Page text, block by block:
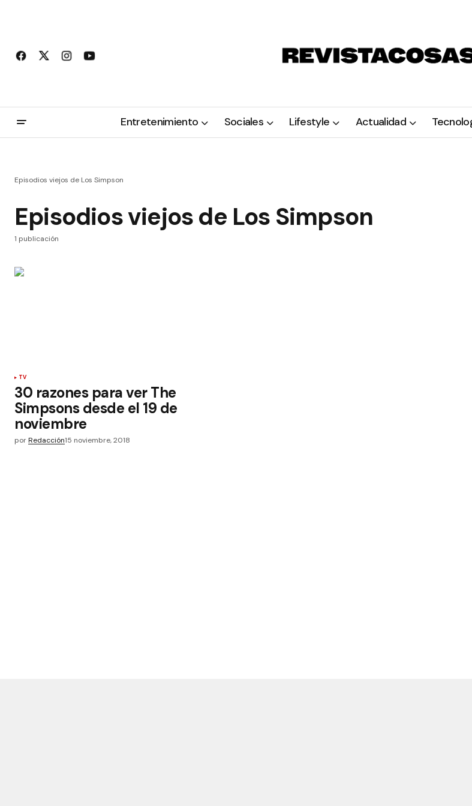
Entretenimiento Sociales Lifestyle Actualidad
Episodios viejos de Los Simpson
Episodios viejos de Los Simpson
1 publicación
TV
30 razones para ver The
Simpsons desde el 19 de
noviembre
porRedacción15 noviembre, 2018